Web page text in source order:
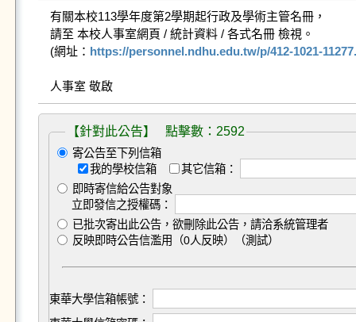
有關本校113學年度第2學期起行政及學術主管名冊，
請至 本校人事室網頁 / 統計資料 / 各式名冊 檢視。
(網址： https://personnel.ndhu.edu.tw/p/412-1021-
人事室 敬啟
【針對此公告】 點擊數：2592
寄公告至下列信箱
我的學校信箱
其它信箱：
即時寄信給公告對象
立即發信之授權碼：
已批次寄出此公告，欲刪除此公告，請洽系統管理者
反映即時公告信濫用（0人反映）（測試）
東華大學信箱帳號：